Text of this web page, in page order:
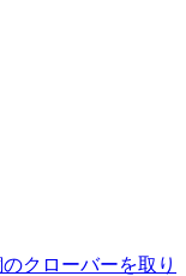
クローバーを取り